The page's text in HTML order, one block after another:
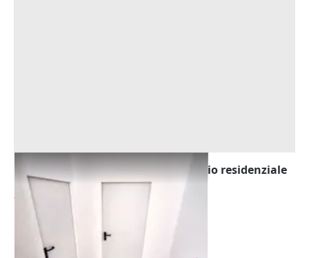
Asta Vano cantina (sub 22) in edificio residenziale
Cingoli (Macerata)
Offerta minima
977 €
30/10/2026